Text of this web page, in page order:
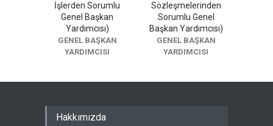
İşlerden Sorumlu
Genel Başkan
Yardımcısı)
GENEL BAŞKAN
YARDIMCISI
Sözleşmelerinden
Sorumlu Genel
Başkan Yardımcısı)
GENEL BAŞKAN
YARDIMCISI
Hakkımızda